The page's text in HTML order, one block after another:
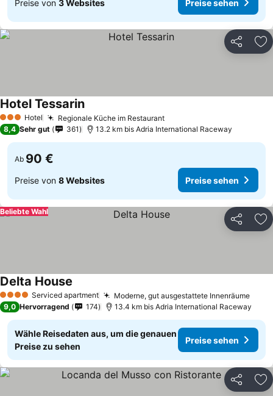
Preise von 3 Websites Preise sehen
Teilen
3 SterneHotel Regionale Küche im RestaurantPreise sehen
Hotel TessarinPreise sehen
8,4 Sehr gut 361 13.2 km bis Adria International Raceway
Ab 90 €
Preise von 8 Websites Preise sehen
Teilen
Beliebte Wahl
4 Sterne Serviced apartment Moderne, gut ausgestattete Innenräume
Delta House
9,0 Hervorragend 174 13.4 km bis Adria International Raceway
Wähle Reisedaten aus, um die genauen
Preise zu sehen
Preise sehen
Teilen